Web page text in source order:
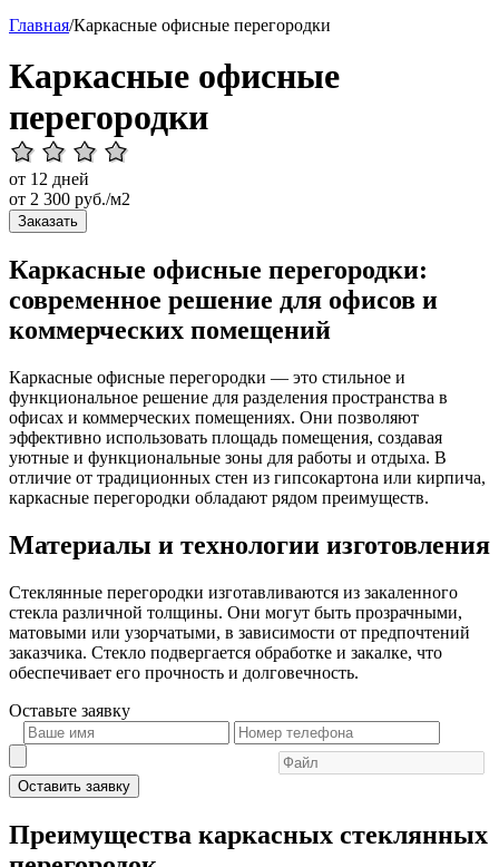
Главная/Каркасные офисные перегородки
Каркасные офисные
перегородки
от 12 дней
от 2 300 руб./м2
Заказать
Каркасные офисные перегородки:
современное решение для офисов и
коммерческих помещений
Каркасные офисные перегородки — это стильное и
функциональное решение для разделения пространства в
офисах и коммерческих помещениях. Они позволяют
эффективно использовать площадь помещения, создавая
уютные и функциональные зоны для работы и отдыха. В
отличие от традиционных стен из гипсокартона или кирпича,
каркасные перегородки обладают рядом преимуществ.
Материалы и технологии изготовления
Стеклянные перегородки изготавливаются из закаленного
стекла различной толщины. Они могут быть прозрачными,
матовыми или узорчатыми, в зависимости от предпочтений
заказчика. Стекло подвергается обработке и закалке, что
обеспечивает его прочность и долговечность.
Оставьте заявку
Оставить заявку
Преимущества каркасных стеклянных